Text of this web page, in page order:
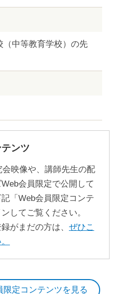
中等教育学校）の先
ンツ
映像や、講師先生の配
会員限定で公開して
「Web会員限定コンテ
してご覧ください。
がまだの方は、 ぜひこ
限定コンテンツを見る